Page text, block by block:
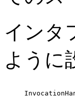
インタ
ように